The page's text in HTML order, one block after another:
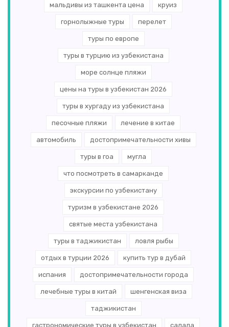
мальдивы из ташкента цена круиз
горнолыжные туры перелет
туры по европе
туры в турцию из узбекистана
море солнце пляжи
цены на туры в узбекистан 2026
туры в хургаду из узбекистана
песочные пляжи лечение в китае
автомобиль достопримечательности хивы
туры в гоа мугла
что посмотреть в самарканде
экскурсии по узбекистану
туризм в узбекистане 2026
святые места узбекистана
туры в таджикистан ловля рыбы
отдых в турции 2026 купить тур в дубай
испания достопримечательности города
лечебные туры в китай шенгенская виза
таджикистан
гастрономические туры в узбекистан салала